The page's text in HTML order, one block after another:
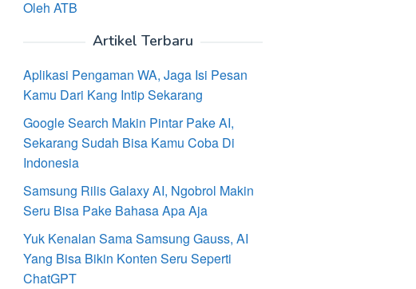
Oleh ATB
Artikel Terbaru
Aplikasi Pengaman WA, Jaga Isi Pesan
Kamu Dari Kang Intip Sekarang
Google Search Makin Pintar Pake AI,
Sekarang Sudah Bisa Kamu Coba Di
Indonesia
Samsung Rilis Galaxy AI, Ngobrol Makin
Seru Bisa Pake Bahasa Apa Aja
Yuk Kenalan Sama Samsung Gauss, AI
Yang Bisa Bikin Konten Seru Seperti
ChatGPT